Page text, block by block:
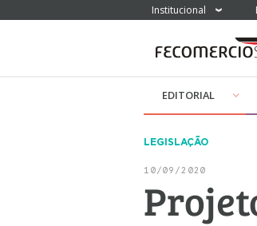
Institucional
EDITORIAL
LEGISLAÇÃO
10/09/2020